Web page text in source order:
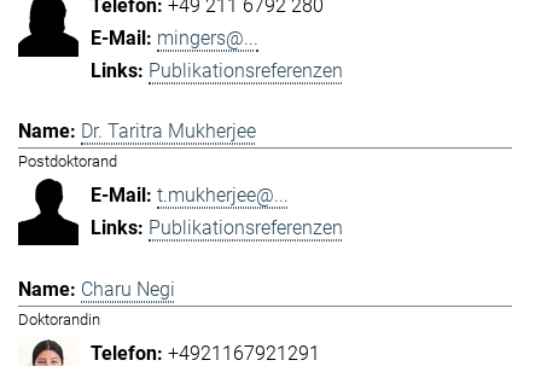
+49 211 6792 280
mingers@...
Publikationsreferenzen
Dr. Taritra Mukherjee
Postdoktorand
t.mukherjee@...
Publikationsreferenzen
Charu Negi
Doktorandin
+4921167921291